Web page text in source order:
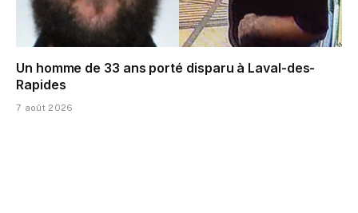
Un homme de 33 ans porté disparu à Laval-des-
Rapides
7 août 2026